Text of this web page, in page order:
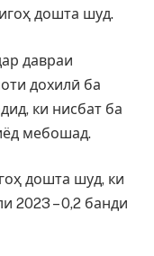
дошта шуд.
давраи
дохилӣ ба
ки нисбат ба
мебошад.
дошта шуд, ки
2023 – 0,2 банди